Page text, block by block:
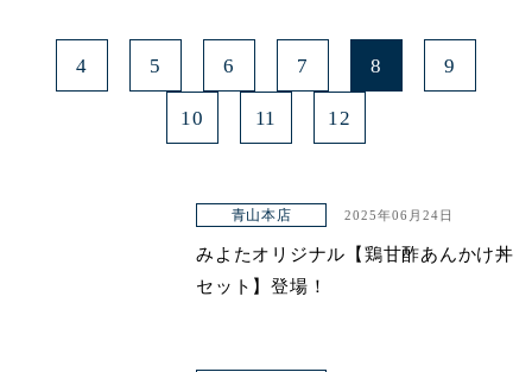
4 5 6 7 8 9
10 11 12
青山本店 2025年06月24日
みよたオリジナル【鶏甘酢あんかけ丼
セット】登場！